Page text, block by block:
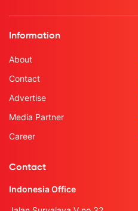
Information
About
Contact
Advertise
Media Partner
Career
Contact
Indonesia Office